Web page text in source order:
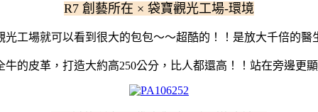
R7 創藝所在 × 袋寶觀光工場-環境
光工場就可以看到很大的包包～～超酷的！！是放大千倍的醫
牛的皮革，打造大約高250公分，比人都還高！！站在旁邊更